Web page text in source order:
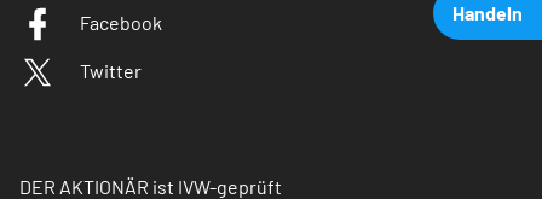
Handeln
Facebook
Twitter
DER AKTIONÄR ist IVW-geprüft